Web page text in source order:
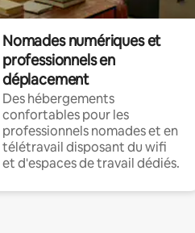
Nomades numériques et
professionnels en
déplacement
Des hébergements
confortables pour les
professionnels nomades et en
télétravail disposant du wifi
et d'espaces de travail dédiés.